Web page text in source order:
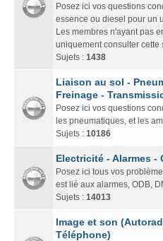
Posez ici vos questions
essence ou diesel pour un
Les membres n'ayant pas
uniquement consulter cette
Sujets : 1438
Liaison au sol -
Freinage -
Posez ici vos questions
les pneumatiques, et les
Sujets : 10186
Electricité - Alarmes -
Posez ici tous vos
est lié aux alarmes, ODB,
Sujets : 14013
Image et son
Téléphone)